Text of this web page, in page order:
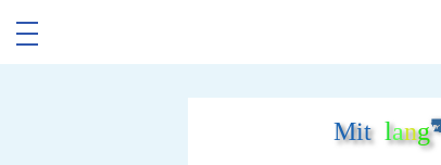
Mitlang